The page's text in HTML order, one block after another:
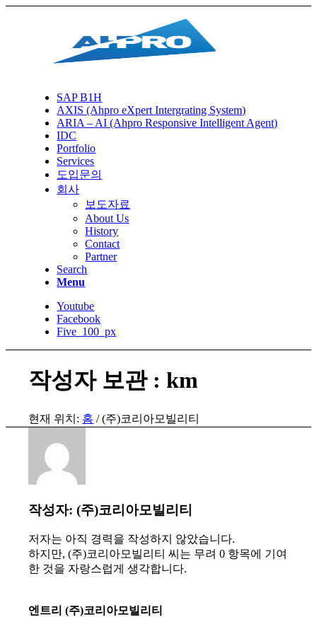
SAP B1H
AXIS (Ahpro eXpert Intergrating System)
ARIA – AI (Ahpro Responsive Intelligent Agent)
IDC
Portfolio
Services
도입문의
회사
보도자료
About Us
History
Contact
Partner
Search
Menu
Youtube
Facebook
Five_100_px
작성자 보관 : km
현재 위치: 홈 / (주)코리아모빌리티
작성자:(주)코리아모빌리티
저자는 아직 경력을 작성하지 않았습니다.
하지만,(주)코리아모빌리티 씨는 무려 0 항목에 기여
한 것을 자랑스럽게 생각합니다.
엔트리 (주)코리아모빌리티